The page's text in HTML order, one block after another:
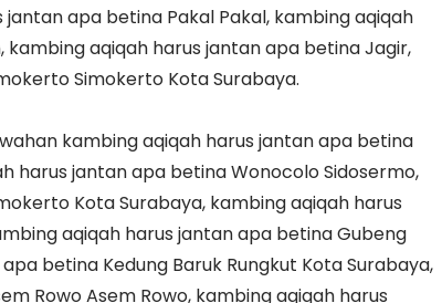
apa betina Pakal Pakal, kambing aqiqah
aqiqah harus jantan apa betina Jagir,
Simokerto Kota Surabaya.
kambing aqiqah harus jantan apa betina
harus jantan apa betina Wonocolo Sidosermo,
Kota Surabaya, kambing aqiqah harus
aqiqah harus jantan apa betina Gubeng
betina Kedung Baruk Rungkut Kota Surabaya,
Rowo Asem Rowo, kambing aqiqah harus